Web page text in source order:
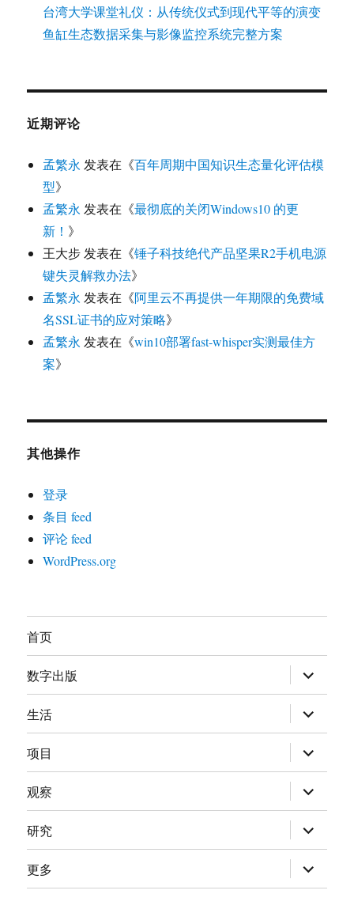
台湾大学课堂礼仪：从传统仪式到现代平等的演变
鱼缸生态数据采集与影像监控系统完整方案
近期评论
孟繁永 发表在《百年周期中国知识生态量化评估模
型》
孟繁永 发表在《最彻底的关闭Windows10 的更
新！ 》
王大步发表在《锤子科技绝代产品坚果R2手机电源
键失灵解救办法》
孟繁永 发表在《阿里云不再提供一年期限的免费域
名SSL证书的应对策略》
孟繁永 发表在《win10部署fast-whisper实测最佳方
案》
其他操作
登录
条目 feed
评论 feed
WordPress.org
首页
数字出版 展
开
子
菜
单
生活 展
开
子
菜
单
项目 展
开
子
菜
单
观察 展
开
子
菜
单
研究 展
开
子
菜
单
更多 展
开
子